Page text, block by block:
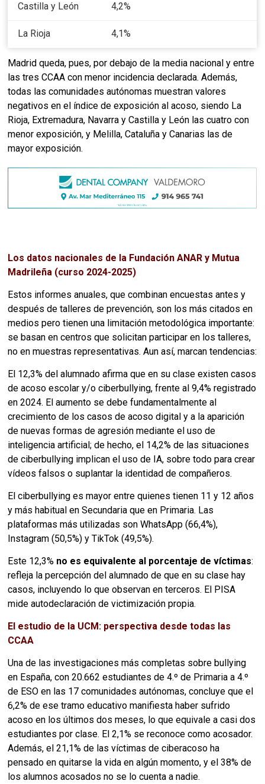
Castilla y León 4,2%
La Rioja 4,1%
Madrid queda, pues, por debajo de la media nacional y entre
las tres CCAA con menor incidencia declarada. Además,
todas las comunidades autónomas muestran valores
negativos en el índice de exposición al acoso, siendo La
Rioja, Extremadura, Navarra y Castilla y León las cuatro con
menor exposición, y Melilla, Cataluña y Canarias las de
mayor exposición.
Los datos nacionales de la Fundación ANAR y Mutua
Madrileña (curso 2024-2025)
Estos informes anuales, que combinan encuestas antes y
después de talleres de prevención, son los más citados en
medios pero tienen una limitación metodológica importante:
se basan en centros que solicitan participar en los talleres,
no en muestras representativas. Aun así, marcan tendencias:
El 12,3% del alumnado afirma que en su clase existen casos
de acoso escolar y/o ciberbullying, frente al 9,4% registrado
en 2024. El aumento se debe fundamentalmente al
crecimiento de los casos de acoso digital y a la aparición
de nuevas formas de agresión mediante el uso de
inteligencia artificial; de hecho, el 14,2% de las situaciones
de ciberbullying implican el uso de IA, sobre todo para crear
vídeos falsos o suplantar la identidad de compañeros.
El ciberbullying es mayor entre quienes tienen 11 y 12 años
y más habitual en Secundaria que en Primaria. Las
plataformas más utilizadas son WhatsApp (66,4%),
Instagram (50,5%) y TikTok (49,5%).
Este 12,3% no es equivalente al porcentaje de víctimas:
refleja la percepción del alumnado de que en su clase hay
casos, incluyendo lo que observan en terceros. El PISA
mide autodeclaración de victimización propia.
El estudio de la UCM: perspectiva desde todas las
CCAA
Una de las investigaciones más completas sobre bullying
en España, con 20.662 estudiantes de 4.º de Primaria a 4.º
de ESO en las 17 comunidades autónomas, concluye que el
6,2% de ese tramo educativo manifiesta haber sufrido
acoso en los últimos dos meses, lo que equivale a casi dos
estudiantes por clase. El 2,1% se reconoce como acosador.
Además, el 21,1% de las víctimas de ciberacoso ha
pensado en quitarse la vida en algún momento, y el 38% de
los alumnos acosados no se lo cuenta a nadie.